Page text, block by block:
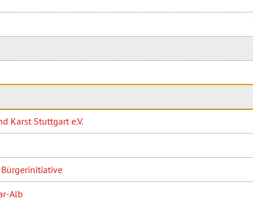
Karst Stuttgart e.V.
Alb